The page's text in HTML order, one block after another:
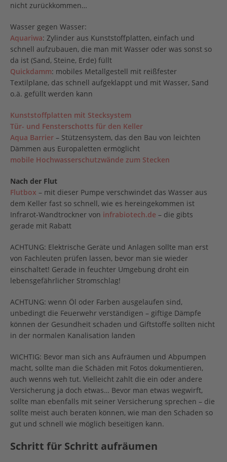
nicht zurückkommen…
Wasser gegen Wasser:
Aquariwa: Zylinder aus Kunststoffplatten, einfach und
schnell aufzubauen, die man mit Wasser oder was sonst so
da ist (Sand, Steine, Erde) füllt
Quickdamm: mobiles Metallgestell mit reißfester
Textilplane, das schnell aufgeklappt und mit Wasser, Sand
o.ä. gefüllt werden kann
Kunststoffplatten mit Stecksystem
Tür- und Fensterschotts für den Keller
Aqua Barrier – Stützensystem, das den Bau von leichten
Dämmen aus Europaletten ermöglicht
mobile Hochwasser­schutzwände zum Stecken
Nach der Flut
Flutbox – mit dieser Pumpe verschwindet das Wasser aus
dem Keller fast so schnell, wie es hereingekommen ist
Infrarot-Wandtrockner von infrabiotech.de – die gibts
gerade mit Rabatt
ACHTUNG: Elektrische Geräte und Anlagen sollte man erst
von Fachleuten prüfen lassen, bevor man sie wieder
einschaltet! Gerade in feuchter Umgebung droht ein
lebensgefährlicher Stromschlag!
ACHTUNG: wenn Öl oder Farben ausgelaufen sind,
unbedingt die Feuerwehr verständigen – giftige Dämpfe
können der Gesundheit schaden und Giftstoffe sollten nicht
in der normalen Kanalisation landen
WICHTIG: Bevor man sich ans Aufräumen und Abpumpen
macht, sollte man die Schäden mit Fotos dokumentieren,
auch wenns weh tut. Vielleicht zahlt die ein oder andere
Versicherung ja doch etwas… Bevor man etwas wegwirft,
sollte man ebenfalls mit seiner Versicherung sprechen – die
sollte meist auch beraten können, wie man den Schaden so
gut und schnell wie möglich beseitigen kann.
Schritt für Schritt aufräumen